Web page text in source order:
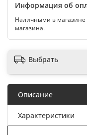
Информация об
Наличными в магазине
магазина.
Выбрать
Описание
Характеристики